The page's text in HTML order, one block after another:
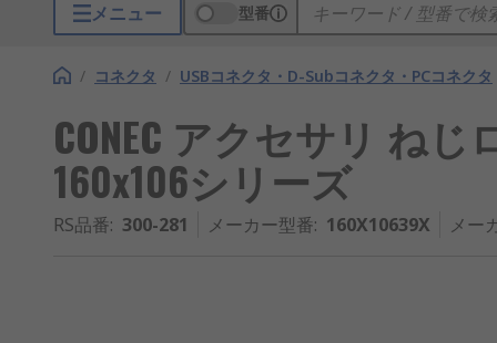
メニュー 型番
/ コネクタ / USBコネクタ・D-Subコネクタ・PCコネクタ
CONEC アクセサリ ね
160x106シリーズ
RS品番: 300-281 メーカー型番: 160X10639X メー